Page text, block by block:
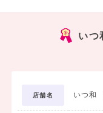
い
店舗名 いつ和